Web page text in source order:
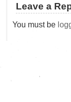
Leave a
You must be